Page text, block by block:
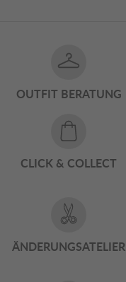
OUTFIT BERATUNG
CLICK & COLLECT
ÄNDERUNGSATELIER